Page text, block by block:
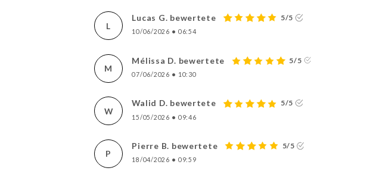
L
Lucas G. bewertete 5/5
10/06/2026 • 06:54
M
Mélissa D. bewertete 5/5
07/06/2026 • 10:30
W
Walid D. bewertete 5/5
15/05/2026 • 09:46
P
Pierre B. bewertete 5/5
18/04/2026 • 09:59